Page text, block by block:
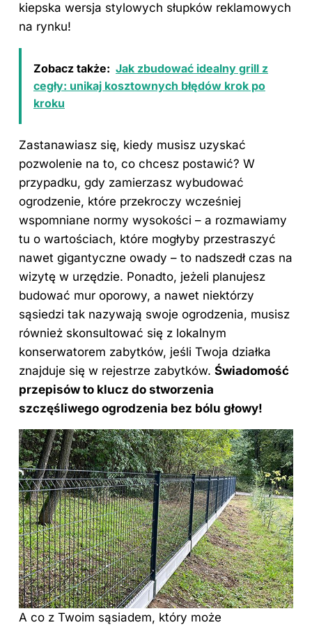
kiepska wersja stylowych słupków reklamowych
na rynku!
Zobacz także: Jak zbudować idealny grill z
cegły: unikaj kosztownych błędów krok po
kroku
Zastanawiasz się, kiedy musisz uzyskać
pozwolenie na to, co chcesz postawić? W
przypadku, gdy zamierzasz wybudować
ogrodzenie, które przekroczy wcześniej
wspomniane normy wysokości – a rozmawiamy
tu o wartościach, które mogłyby przestraszyć
nawet gigantyczne owady – to nadszedł czas na
wizytę w urzędzie. Ponadto, jeżeli planujesz
budować mur oporowy, a nawet niektórzy
sąsiedzi tak nazywają swoje ogrodzenia, musisz
również skonsultować się z lokalnym
konserwatorem zabytków, jeśli Twoja działka
znajduje się w rejestrze zabytków. Świadomość
przepisów to klucz do stworzenia
szczęśliwego ogrodzenia bez bólu głowy!
A co z Twoim sąsiadem, który może